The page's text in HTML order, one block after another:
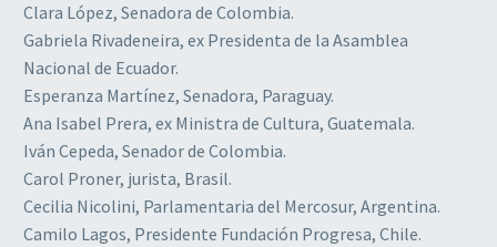
Clara López, Senadora de Colombia.
Gabriela Rivadeneira, ex Presidenta de la Asamblea
Nacional de Ecuador.
Esperanza Martínez, Senadora, Paraguay.
Ana Isabel Prera, ex Ministra de Cultura, Guatemala.
Iván Cepeda, Senador de Colombia.
Carol Proner, jurista, Brasil.
Cecilia Nicolini, Parlamentaria del Mercosur, Argentina.
Camilo Lagos, Presidente Fundación Progresa, Chile.